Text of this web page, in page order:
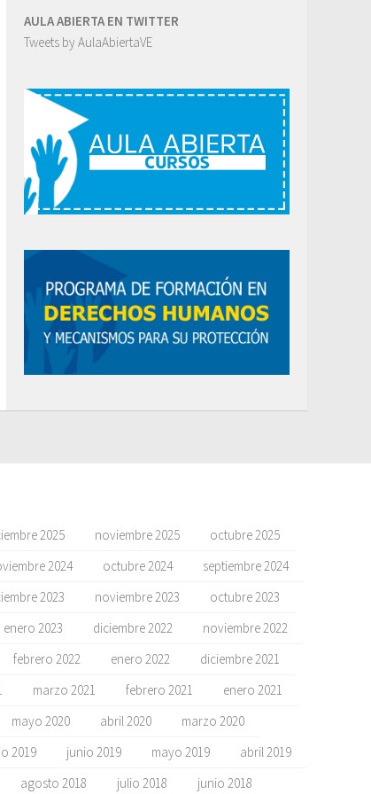
AULA ABIERTA EN TWITTER
Tweets by AulaAbiertaVE
2025 noviembre 2025
octubre 2025
2024 octubre 2024
septiembre 2024
2023 noviembre 2023
octubre 2023
enero 2023 diciembre 2022
noviembre 2022
febrero 2022 enero 2022
diciembre 2021
marzo 2021 febrero 2021
enero 2021
mayo 2020 abril 2020
marzo 2020
2019 junio 2019 mayo 2019
abril 2019
agosto 2018 julio 2018 junio 2018